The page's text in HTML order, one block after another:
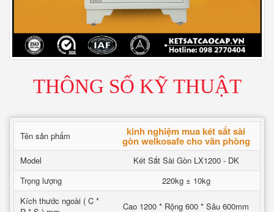
THÔNG SỐ KỸ THUẬT
Tên sản phẩm kinh nghiệm mua két sắt sài
gòn welkosafe cho văn phòng
Model
Két Sắt Sài Gòn LX1200 - DK
Trọng lượng
220kg ± 10kg
Kích thước ngoài ( C *
Cao 1200 * Rộng 600 * Sâu 600mm